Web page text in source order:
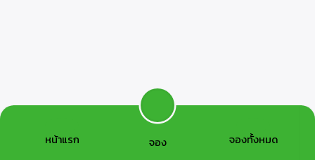
หน้าแรก จอง จองทั้งหมด